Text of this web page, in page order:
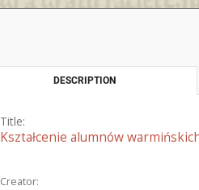
DESCRIPTION
Title:
Kształcenie alumnów
Creator: